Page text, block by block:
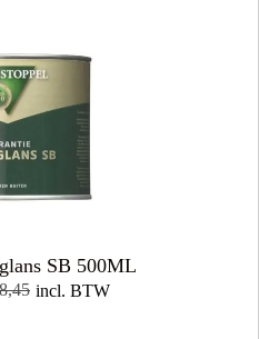
SB 500ML
incl. BTW